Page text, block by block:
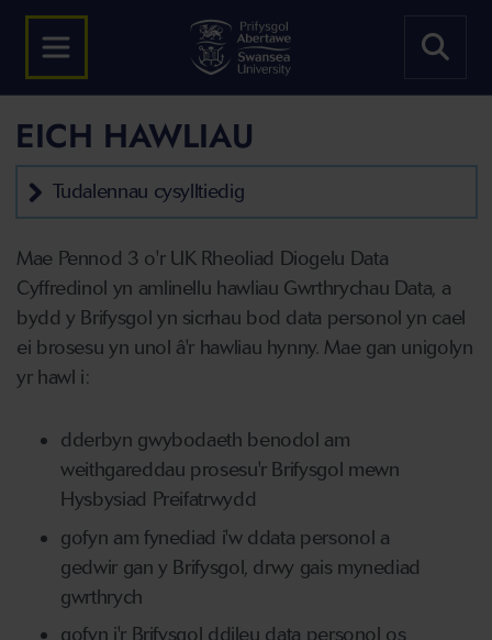
EICH HAWLIAU
Tudalennau cysylltiedig
Mae Pennod 3 o'r UK Rheoliad Diogelu Data
Cyffredinol yn amlinellu hawliau Gwrthrychau Data, a
bydd y Brifysgol yn sicrhau bod data personol yn cael
ei brosesu yn unol â'r hawliau hynny. Mae gan unigolyn
yr hawl i:
dderbyn gwybodaeth benodol am
weithgareddau prosesu'r Brifysgol mewn
Hysbysiad Preifatrwydd
gofyn am fynediad i'w ddata personol a
gedwir gan y Brifysgol, drwy gais mynediad
gwrthrych
gofyn i'r Brifysgol ddileu data personol os